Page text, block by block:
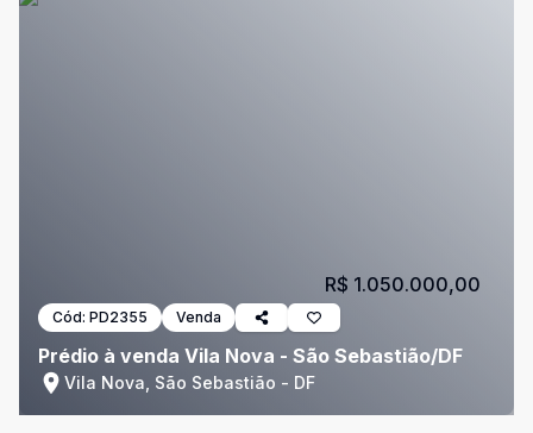
Cód: PD2355 Venda
Prédio à venda Vila Nova - São Sebastião/DF
Vila Nova, São Sebastião - DF
R$ 1.050.000,00